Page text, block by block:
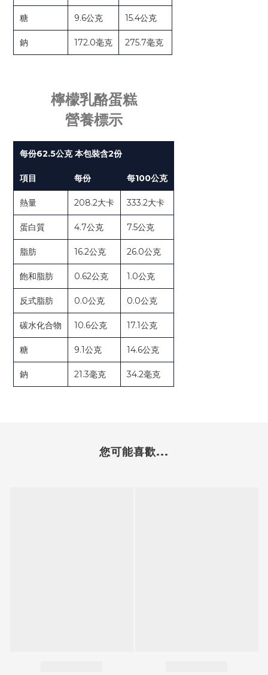
糖 9.6公克 15.4公克
鈉 172.0毫克 275.7毫克
檸檬乳酪蛋糕
營養標示
每份62.5公克 本包裝含2份
項目 每份 每100公克
熱量 208.2大卡 333.2大卡
蛋白質 4.7公克 7.5公克
脂肪 16.2公克 26.0公克
飽和脂肪 0.62公克 1.0公克
反式脂肪 0.0公克 0.0公克
碳水化合物 10.6公克 17.1公克
糖 9.1公克 14.6公克
鈉 21.3毫克 34.2毫克
您可能喜歡...